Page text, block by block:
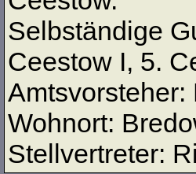
Selbständige
Ceestow I, 5.
Wohnort:
Stellvertreter: